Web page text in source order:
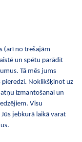
Kosmētika
noteikumi
Kontakti